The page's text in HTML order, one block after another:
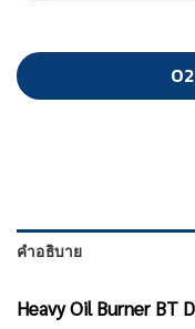
คำอธิบาย
Heavy Oil Burner BT